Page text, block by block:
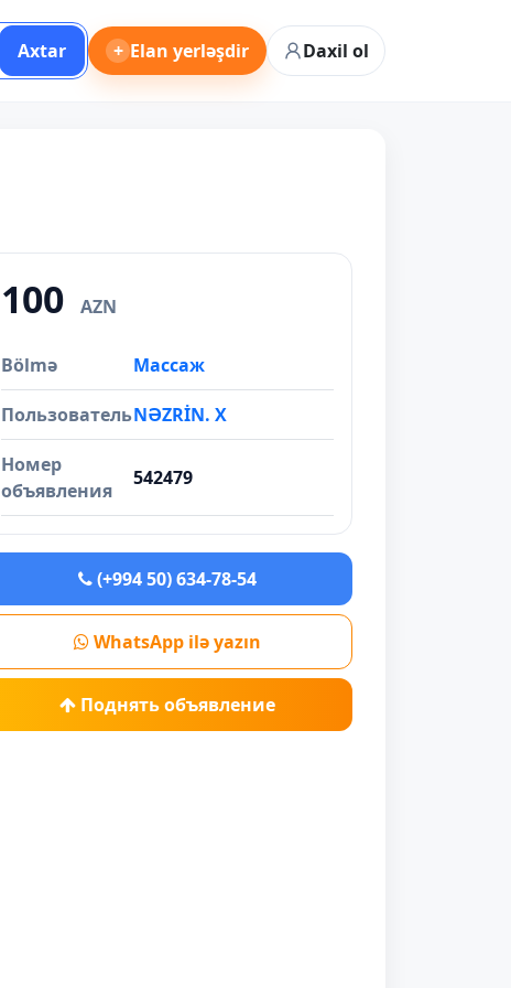
Axtar + Elan yerləşdir Daxil ol
100 AZN
Bölmə Массаж
ПользовательNƏZRİN. X
Номер
объявления
542479
(+994 50) 634-78-54
WhatsApp ilə yazın
Поднять объявление